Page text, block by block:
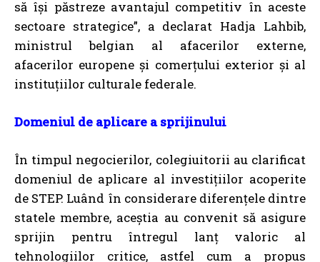
să își păstreze avantajul competitiv în aceste
sectoare strategice”, a declarat Hadja Lahbib,
ministrul belgian al afacerilor externe,
afacerilor europene și comerțului exterior și al
instituțiilor culturale federale.
Domeniul de aplicare a sprijinului
În timpul negocierilor, colegiuitorii au clarificat
domeniul de aplicare al investițiilor acoperite
de STEP. Luând în considerare diferențele dintre
statele membre, aceștia au convenit să asigure
sprijin pentru întregul lanț valoric al
tehnologiilor critice, astfel cum a propus